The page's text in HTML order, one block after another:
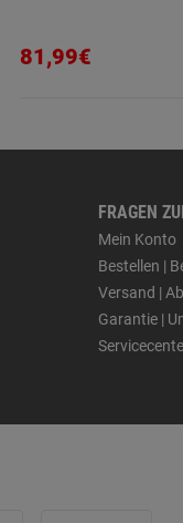
81,99€
FRAGEN
Mein Konto
Bestellen |
Versand |
Garantie |